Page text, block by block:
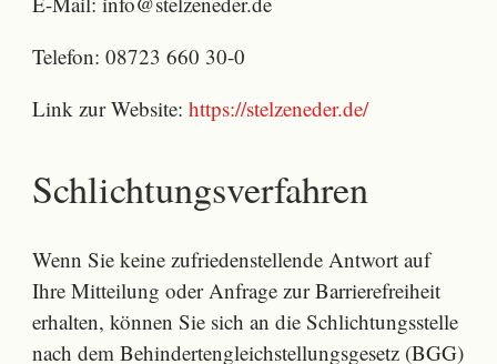
Telefon: 08723 660 30-0
Link zur Website: https://stelzeneder.de/
Schlichtungsverfahren
Wenn Sie keine zufriedenstellende Antwort auf
Ihre Mitteilung oder Anfrage zur Barrierefreiheit
erhalten, können Sie sich an die Schlichtungsstelle
nach dem Behindertengleichstellungsgesetz (BGG)